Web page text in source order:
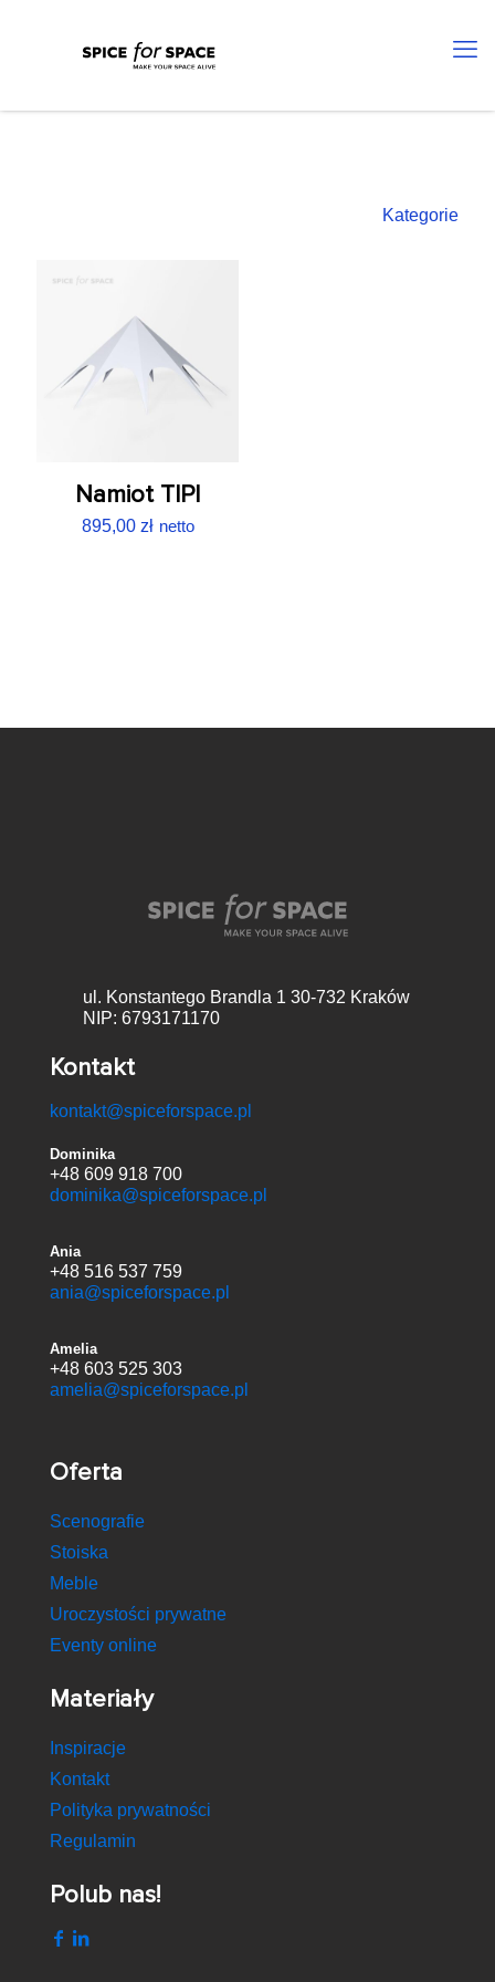
Kategorie
Namiot TIPI
895,00 zł netto
ul. Konstantego Brandla 1 30-732 Kraków
NIP: 6793171170
Kontakt
kontakt@spiceforspace.pl
Dominika
+48 609 918 700
dominika@spiceforspace.pl
Ania
+48 516 537 759
ania@spiceforspace.pl
Amelia
+48 603 525 303
amelia@spiceforspace.pl
Oferta
Scenografie
Stoiska
Meble
Uroczystości prywatne
Eventy online
Materiały
Inspiracje
Kontakt
Polityka prywatności
Regulamin
Polub nas!